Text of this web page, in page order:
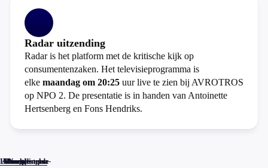
Radar uitzending
Radar is het platform met de kritische kijk op
consumentenzaken. Het televisieprogramma is
elke maandag om 20:25 uur live te zien bij AVROTROS
op NPO 2. De presentatie is in handen van Antoinette
Hertsenberg en Fons Hendriks.
Home
Actueel
Uitzendingen
Reacties
Programma-
Veelgestelde